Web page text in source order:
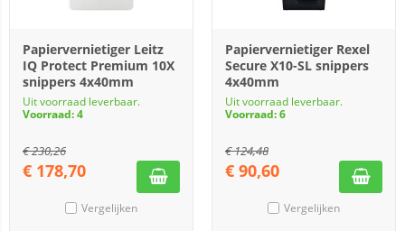
Papiervernietiger Leitz
IQ Protect Premium 10X
snippers 4x40mm
Uit voorraad leverbaar.
Voorraad: 4
€230,26
€ 178,70
Vergelijken
Papiervernietiger Rexel
Secure X10-SL snippers
4x40mm
Uit voorraad leverbaar.
Voorraad: 6
€124,48
€ 90,60
Vergelijken